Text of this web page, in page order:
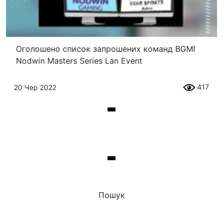
Оголошено список запрошених команд BGMI
Nodwin Masters Series Lan Event
20 Чер 2022 417
Пошук